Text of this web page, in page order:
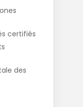
certifiés
des